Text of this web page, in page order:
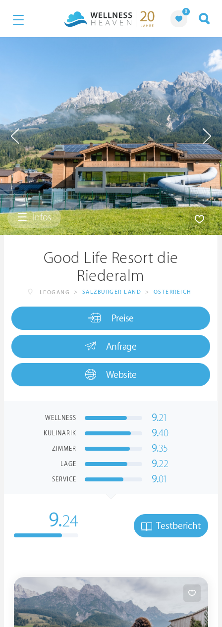
0
Infos
Good Life Resort die
Riederalm
LEOGANG > SALZBURGER LAND > ÖSTERREICH
Preise
Anfrage
Website
WELLNESS 9.21
KULINARIK 9.40
ZIMMER 9.35
LAGE 9.22
SERVICE 9.01
9.24 Testbericht